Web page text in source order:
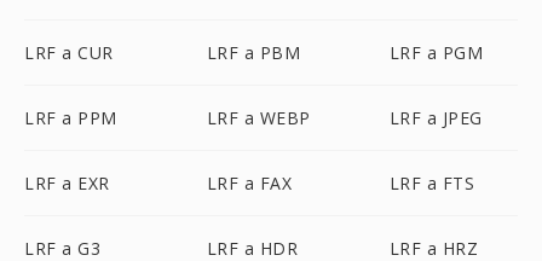
LRF a CUR LRF a PBM LRF a PGM
LRF a PPM LRF a WEBP LRF a JPEG
LRF a EXR LRF a FAX LRF a FTS
LRF a G3 LRF a HDR LRF a HRZ